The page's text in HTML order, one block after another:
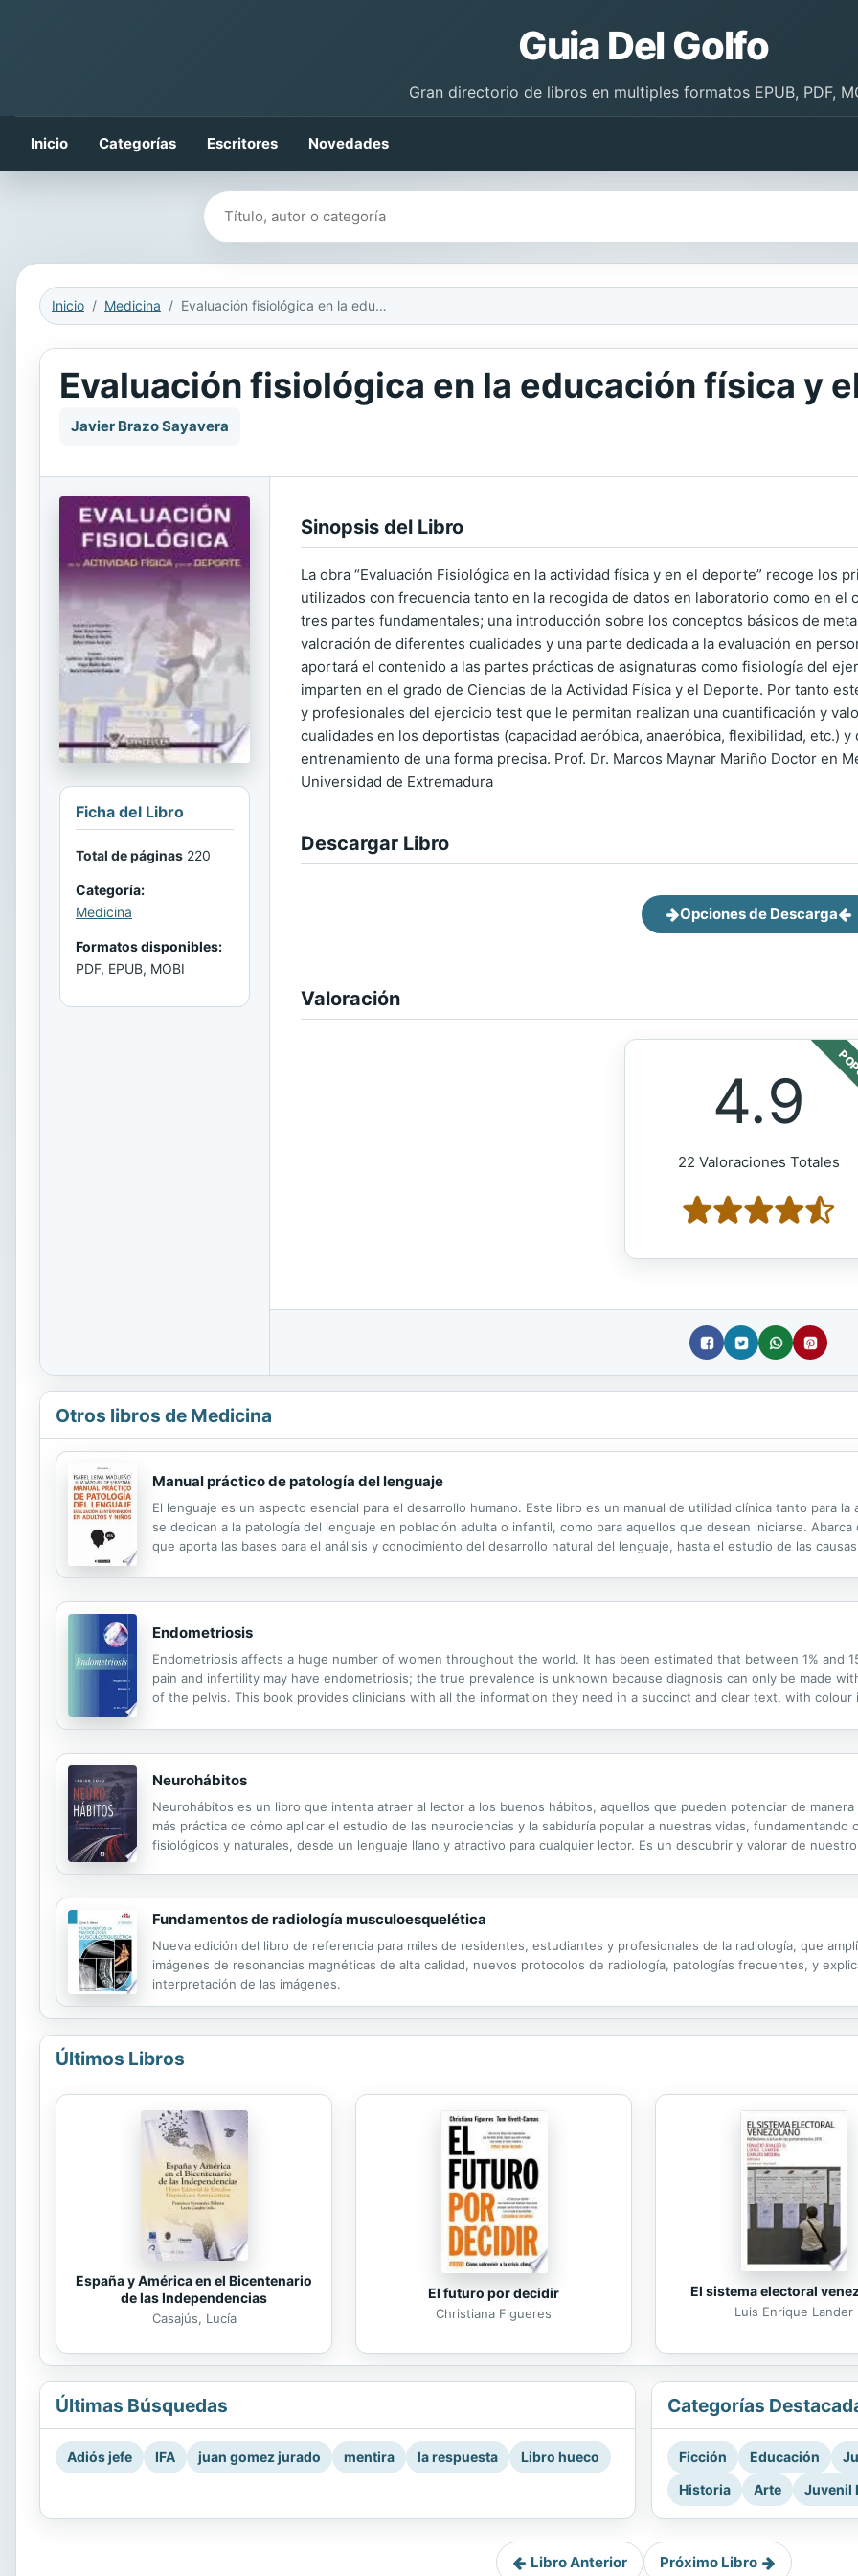
Guia Del Golfo
Gran directorio de libros en multiples formatos EPUB, PDF,
Inicio Categorías Escritores Novedades
Buscar libros
Inicio Medicina Evaluación fisiológica en la educación física y el deporte
Evaluación fisiológica en la educación física y
Javier Brazo Sayavera
Ficha del Libro
Total de páginas 220
Categoría:
Medicina
Formatos disponibles:
PDF, EPUB, MOBI
Sinopsis del Libro
La obra “Evaluación Fisiológica en la actividad física y en el deporte” recoge los
utilizados con frecuencia tanto en la recogida de datos en laboratorio como en
tres partes fundamentales; una introducción sobre los conceptos básicos de
valoración de diferentes cualidades y una parte dedicada a la evaluación en
aportará el contenido a las partes prácticas de asignaturas como fisiología del
imparten en el grado de Ciencias de la Actividad Física y el Deporte. Por tanto
y profesionales del ejercicio test que le permitan realizan una cuantificación y
cualidades en los deportistas (capacidad aeróbica, anaeróbica, flexibilidad, etc.)
entrenamiento de una forma precisa. Prof. Dr. Marcos Maynar Mariño Doctor en
Universidad de Extremadura
Descargar Libro
Opciones de Descarga
Valoración
4.9
22 Valoraciones Totales
Otros libros de Medicina
Manual práctico de patología del lenguaje
El lenguaje es un aspecto esencial para el desarrollo humano. Este libro es un manual de utilidad clínica tanto para
se dedican a la patología del lenguaje en población adulta o infantil, como para aquellos que desean iniciarse.
que aporta las bases para el análisis y conocimiento del desarrollo natural del lenguaje, hasta el estudio de las
Endometriosis
Endometriosis affects a huge number of women throughout the world. It has been estimated that between 1% and
pain and infertility may have endometriosis; the true prevalence is unknown because diagnosis can only be made
of the pelvis. This book provides clinicians with all the information they need in a succinct and clear text, with
Neurohábitos
Neurohábitos es un libro que intenta atraer al lector a los buenos hábitos, aquellos que pueden potenciar de
más práctica de cómo aplicar el estudio de las neurociencias y la sabiduría popular a nuestras vidas,
fisiológicos y naturales, desde un lenguaje llano y atractivo para cualquier lector. Es un descubrir y valorar de nuestro
Fundamentos de radiología musculoesquelética
Nueva edición del libro de referencia para miles de residentes, estudiantes y profesionales de la radiología, que
imágenes de resonancias magnéticas de alta calidad, nuevos protocolos de radiología, patologías frecuentes, y
interpretación de las imágenes.
Últimos Libros
España y América en el Bicentenario
de las Independencias
Casajús, Lucía
El futuro por decidir
Christiana Figueres
El sistema electoral
Luis Enrique Lander
Últimas Búsquedas
Adiós jefe IFA juan gomez jurado mentira la respuesta Libro hueco
Categorías
Ficción Educación
Historia
Arte Juvenil
Libro Anterior Próximo Libro